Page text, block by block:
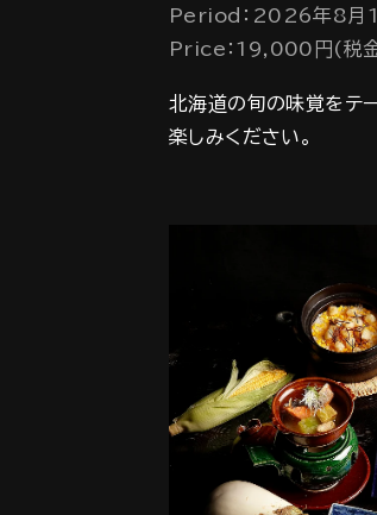
Period：2026年8月
Price：19,000円(税金
北海道の旬の味覚をテ
楽しみください。